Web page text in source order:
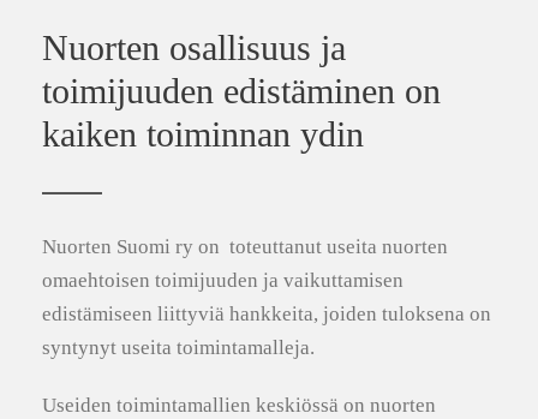
Nuorten osallisuus ja
toimijuuden edistäminen on
kaiken toiminnan ydin
Nuorten Suomi ry on toteuttanut useita nuorten
omaehtoisen toimijuuden ja vaikuttamisen
edistämiseen liittyviä hankkeita, joiden tuloksena on
syntynyt useita toimintamalleja.
Useiden toimintamallien keskiössä on nuorten